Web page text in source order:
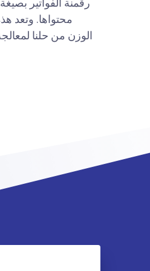
محتواها. وتعد
الوزن من حلنا